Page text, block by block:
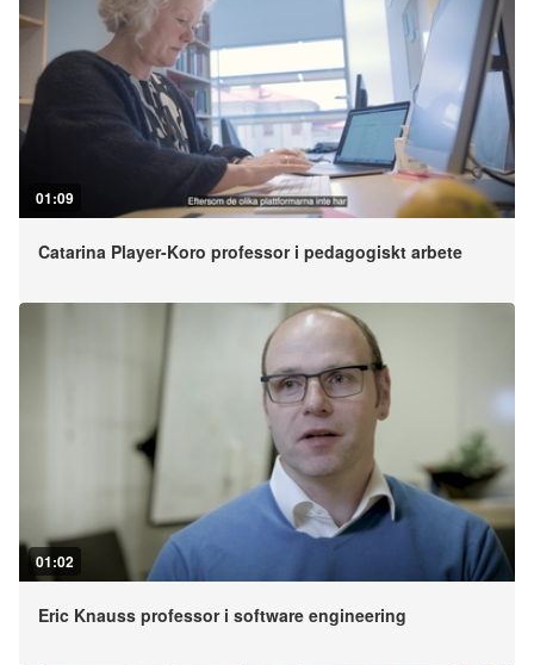
01:09
Catarina Player-Koro professor i pedagogiskt arbete
01:02
Eric Knauss professor i software engineering